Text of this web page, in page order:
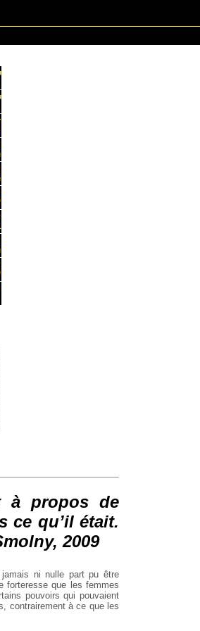
à propos de
ce qu’il était.
2009
ni nulle part pu être
forteresse que les femmes
pouvoirs qui pouvaient
contrairement à ce que les